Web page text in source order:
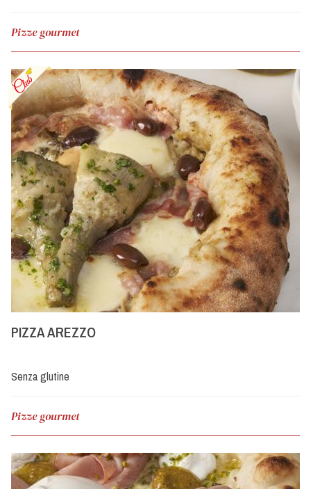
Pizze gourmet
PIZZA AREZZO
Senza glutine
Pizze gourmet